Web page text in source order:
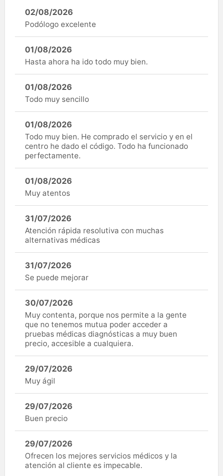
02/08/2026
Podólogo excelente
01/08/2026
Hasta ahora ha ido todo muy bien.
01/08/2026
Todo muy sencillo
01/08/2026
Todo muy bien. He comprado el servicio y en el
centro he dado el código. Todo ha funcionado
perfectamente.
01/08/2026
Muy atentos
31/07/2026
Atención rápida resolutiva con muchas
alternativas médicas
31/07/2026
Se puede mejorar
30/07/2026
Muy contenta, porque nos permite a la gente
que no tenemos mutua poder acceder a
pruebas médicas diagnósticas a muy buen
precio, accesible a cualquiera.
29/07/2026
Muy ágil
29/07/2026
Buen precio
29/07/2026
Ofrecen los mejores servicios médicos y la
atención al cliente es impecable.